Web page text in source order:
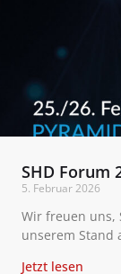
SHD Forum
5. Februar 2026
Wir freuen uns,
unserem Stand
Jetzt lesen